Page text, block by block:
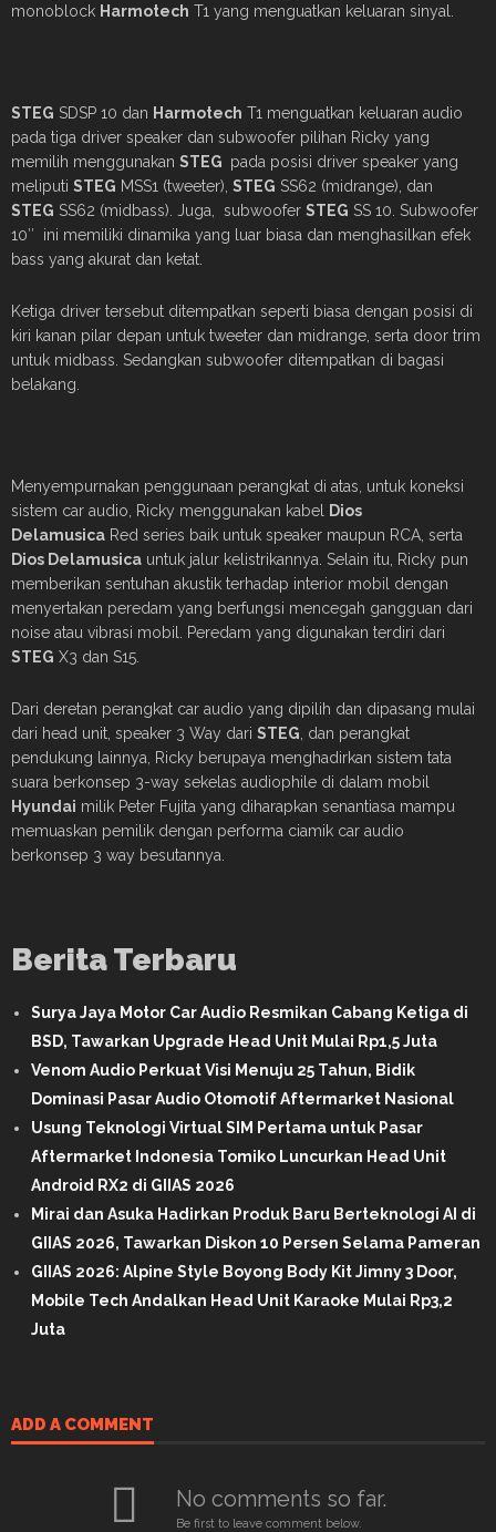
monoblock Harmotech T1 yang menguatkan keluaran sinyal.
STEG SDSP 10 dan Harmotech T1 menguatkan keluaran audio
pada tiga driver speaker dan subwoofer pilihan Ricky yang
memilih menggunakan STEG pada posisi driver speaker yang
meliputi STEG MSS1 (tweeter), STEG SS62 (midrange), dan
STEG SS62 (midbass). Juga, subwoofer STEG SS 10. Subwoofer
10″ ini memiliki dinamika yang luar biasa dan menghasilkan efek
bass yang akurat dan ketat.
Ketiga driver tersebut ditempatkan seperti biasa dengan posisi di
kiri kanan pilar depan untuk tweeter dan midrange, serta door trim
untuk midbass. Sedangkan subwoofer ditempatkan di bagasi
belakang.
Menyempurnakan penggunaan perangkat di atas, untuk koneksi
sistem car audio, Ricky menggunakan kabel
Dios
Delamusica Red series baik untuk speaker maupun RCA, serta
Dios Delamusica untuk jalur kelistrikannya. Selain itu, Ricky pun
memberikan sentuhan akustik terhadap interior mobil dengan
menyertakan peredam yang berfungsi mencegah gangguan dari
noise atau vibrasi mobil. Peredam yang digunakan terdiri dari
STEG X3 dan S15.
Dari deretan perangkat car audio yang dipilih dan dipasang mulai
dari head unit, speaker 3 Way dari STEG , dan perangkat
pendukung lainnya, Ricky berupaya menghadirkan sistem tata
suara berkonsep 3-way sekelas audiophile di dalam mobil
Hyundai milik Peter Fujita yang diharapkan senantiasa mampu
memuaskan pemilik dengan performa ciamik car audio
berkonsep 3 way besutannya.
Berita Terbaru
Surya Jaya Motor Car Audio Resmikan Cabang Ketiga di
BSD, Tawarkan Upgrade Head Unit Mulai Rp1,5 Juta
Venom Audio Perkuat Visi Menuju 25 Tahun, Bidik
Dominasi Pasar Audio Otomotif Aftermarket Nasional
Usung Teknologi Virtual SIM Pertama untuk Pasar
Aftermarket Indonesia Tomiko Luncurkan Head Unit
Android RX2 di GIIAS 2026
Mirai dan Asuka Hadirkan Produk Baru Berteknologi AI di
GIIAS 2026, Tawarkan Diskon 10 Persen Selama Pameran
GIIAS 2026: Alpine Style Boyong Body Kit Jimny 3 Door,
Mobile Tech Andalkan Head Unit Karaoke Mulai Rp3,2
Juta
ADD A COMMENT
No comments so far.
Be first to leave comment below.